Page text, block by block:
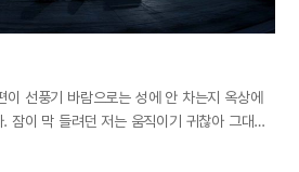
이 선풍기 바람으로는 성에 안 차는지 옥상에
잠이 막 들려던 저는 움직이기 귀찮아 그대로
남편이 할 말이 있는 건 아닌가 싶어 자리에서